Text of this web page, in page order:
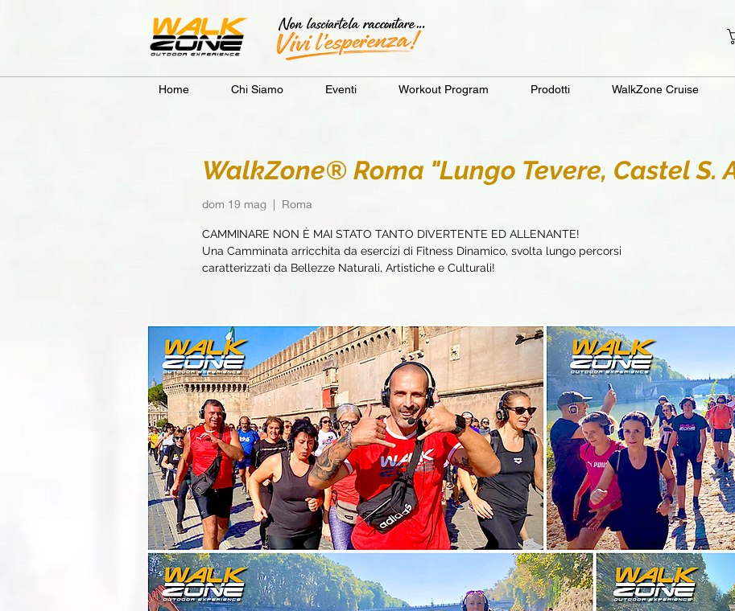
Home Chi Siamo Eventi Workout Program Prodotti WalkZone Cruise
WalkZone® Roma "Lungo Tevere, Castel S.
dom 19 mag
  |
Roma
CAMMINARE NON È MAI STATO TANTO DIVERTENTE ED ALLENANTE!
Una Camminata arricchita da esercizi di Fitness Dinamico, svolta lungo percorsi
caratterizzati da Bellezze Naturali, Artistiche e Culturali!